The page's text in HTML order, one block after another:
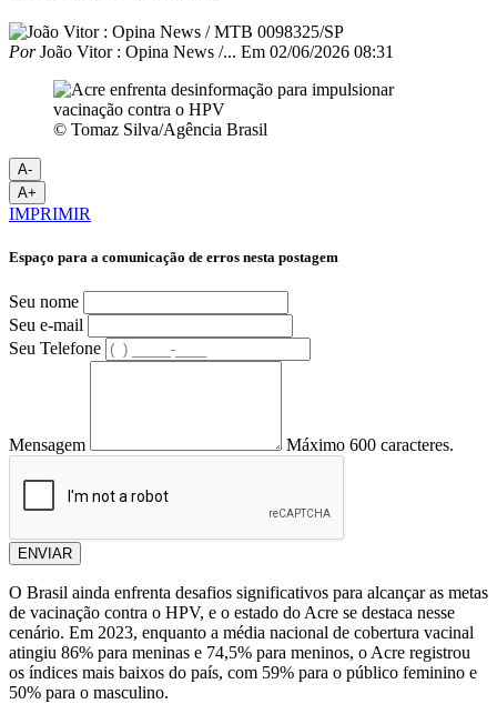
PorJoão Vitor : Opina News /... Em 02/06/2026 08:31
© Tomaz Silva/Agência Brasil
A-
A+
IMPRIMIR
Espaço para a comunicação de erros nesta postagem
Seu nome
Seu e-mail
Seu Telefone
Mensagem Máximo 600 caracteres.
ENVIAR
O Brasil ainda enfrenta desafios significativos para alcançar as metas
de vacinação contra o HPV, e o estado do Acre se destaca nesse
cenário. Em 2023, enquanto a média nacional de cobertura vacinal
atingiu 86% para meninas e 74,5% para meninos, o Acre registrou
os índices mais baixos do país, com 59% para o público feminino e
50% para o masculino.